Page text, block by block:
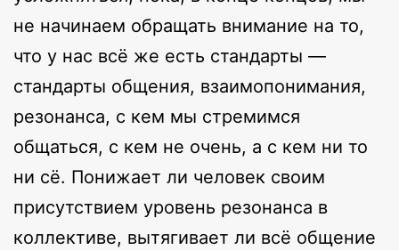
не начинаем обращать внимание на то,
что у нас всё же есть стандарты —
стандарты общения, взаимопонимания,
резонанса, с кем мы стремимся
общаться, с кем не очень, а с кем ни то
ни сё. Понижает ли человек своим
присутствием уровень резонанса в
коллективе, вытягивает ли всё общение